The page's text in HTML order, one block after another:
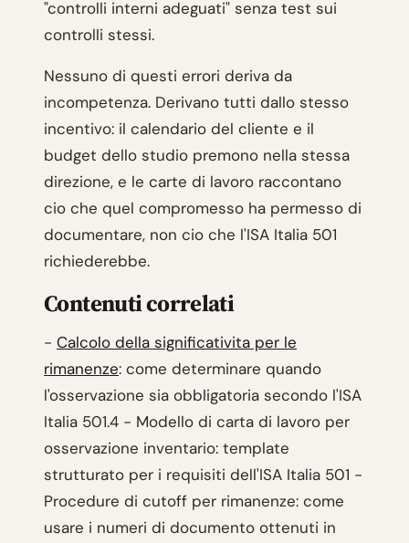
"controlli interni adeguati" senza test sui
controlli stessi.
Nessuno di questi errori deriva da
incompetenza. Derivano tutti dallo stesso
incentivo: il calendario del cliente e il
budget dello studio premono nella stessa
direzione, e le carte di lavoro raccontano
cio che quel compromesso ha permesso di
documentare, non cio che l'ISA Italia 501
richiederebbe.
Contenuti correlati
- Calcolo della significativita per le
rimanenze: come determinare quando
l'osservazione sia obbligatoria secondo l'ISA
Italia 501.4 - Modello di carta di lavoro per
osservazione inventario: template
strutturato per i requisiti dell'ISA Italia 501 -
Procedure di cutoff per rimanenze: come
usare i numeri di documento ottenuti in